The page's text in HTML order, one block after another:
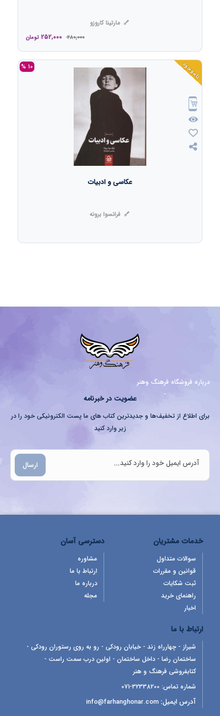
مارتینا کاروزو
280,000
252,000 تومان
ناموجود 10 %
عکاسی و ادبیات
فرانسوا برونه
درباره فروشگاه فرهنگ وهنر
عضویت در خبرنامه
برای اطلاع از تخفیف‌ها و جدیدترین کتاب های ما پست الکترونیکی خود را در
زیر وارد کنید
ارسال
خدمات مشتریان
سوالات متداول
قوانین و مقررات
ثبت شکایات
راهنمای خرید
اخبار
دسترسی آسان
مشاوره
ارتباط با ما
درباره ما
مجله
ارتباط با ما
شیراز - چهارراه زند - خیابان رودکی - رو به روی رستوران رودکی -
ساختمان رضا - داخل ساختمان - اولین درب سمت راست -
کتابفروشی فرهنگ و هنر
شماره تماس: 32338200-071
آدرس ایمیل: info@farhanghonar.com